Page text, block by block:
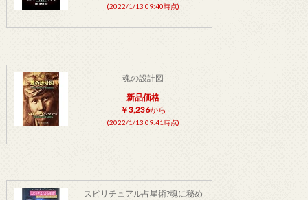
(2022/1/13 09:40時点)
魂の設計図
新品価格
￥3,236から
(2022/1/13 09:41時点)
スピリチュアル占星術?魂に秘め